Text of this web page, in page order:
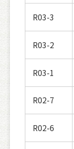
R03-3
R03-2
R03-1
R02-7
R02-6